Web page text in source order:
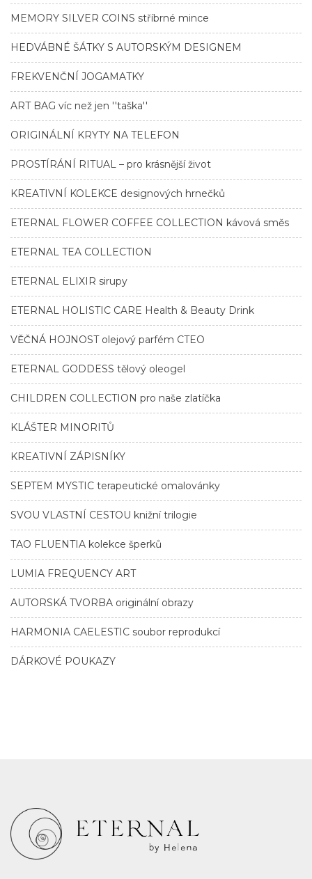
MEMORY SILVER COINS stříbrné mince
HEDVÁBNÉ ŠÁTKY S AUTORSKÝM DESIGNEM
FREKVENČNÍ JOGAMATKY
ART BAG víc než jen ''taška''
ORIGINÁLNÍ KRYTY NA TELEFON
PROSTÍRÁNÍ RITUAL – pro krásnější život
KREATIVNÍ KOLEKCE designových hrnečků
ETERNAL FLOWER COFFEE COLLECTION kávová směs
ETERNAL TEA COLLECTION
ETERNAL ELIXIR sirupy
ETERNAL HOLISTIC CARE Health & Beauty Drink
VĚČNÁ HOJNOST olejový parfém CTEO
ETERNAL GODDESS tělový oleogel
CHILDREN COLLECTION pro naše zlatíčka
KLÁŠTER MINORITŮ
KREATIVNÍ ZÁPISNÍKY
SEPTEM MYSTIC terapeutické omalovánky
SVOU VLASTNÍ CESTOU knižní trilogie
TAO FLUENTIA kolekce šperků
LUMIA FREQUENCY ART
AUTORSKÁ TVORBA originální obrazy
HARMONIA CAELESTIC soubor reprodukcí
DÁRKOVÉ POUKAZY